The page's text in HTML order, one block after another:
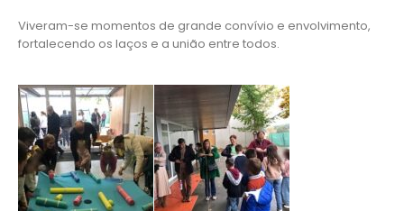
Viveram-se momentos de grande convívio e envolvimento,
fortalecendo os laços e a união entre todos.